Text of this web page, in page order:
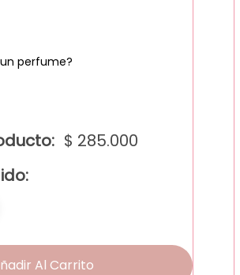
perfume?
$ 285.000
Al Carrito